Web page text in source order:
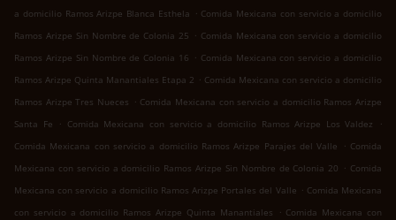
a domicilio Ramos Arizpe Blanca Esthela . Comida Mexicana con servicio a domicilio
Ramos Arizpe Sin Nombre de Colonia 25 . Comida Mexicana con servicio a domicilio
Ramos Arizpe Sin Nombre de Colonia 16 . Comida Mexicana con servicio a domicilio
Ramos Arizpe Quinta Manantiales Etapa 2 . Comida Mexicana con servicio a domicilio
Ramos Arizpe Tres Nueces . Comida Mexicana con servicio a domicilio Ramos Arizpe
Santa Fe
. Comida Mexicana con servicio a domicilio Ramos Arizpe Los Valdez
.
Comida Mexicana con servicio a domicilio Ramos Arizpe Parajes del Valle
. Comida
Mexicana con servicio a domicilio Ramos Arizpe Sin Nombre de Colonia 20 . Comida
Mexicana con servicio a domicilio Ramos Arizpe Portales del Valle . Comida Mexicana
con servicio a domicilio Ramos Arizpe Quinta Manantiales
. Comida Mexicana con